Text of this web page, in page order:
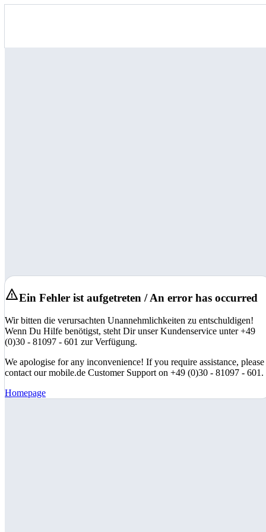
Ein Fehler ist aufgetreten / An error has occurred
Wir bitten die verursachten Unannehmlichkeiten zu entschuldigen!
Wenn Du Hilfe benötigst, steht Dir unser Kundenservice unter +49
(0)30 - 81097 - 601 zur Verfügung.
We apologise for any inconvenience! If you require assistance, please
contact our mobile.de Customer Support on +49 (0)30 - 81097 - 601.
Homepage